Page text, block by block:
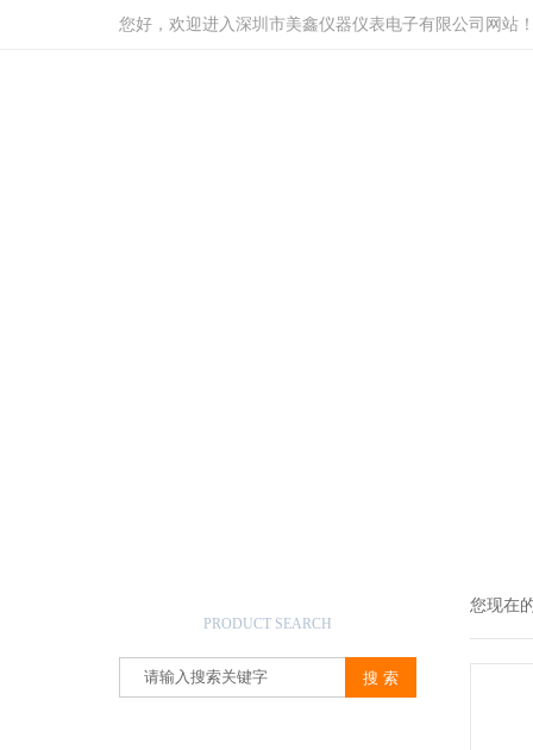
您好，欢迎进入深圳市美鑫仪器仪表电子有限公司网站
PRODUCT SEARCH
您现在